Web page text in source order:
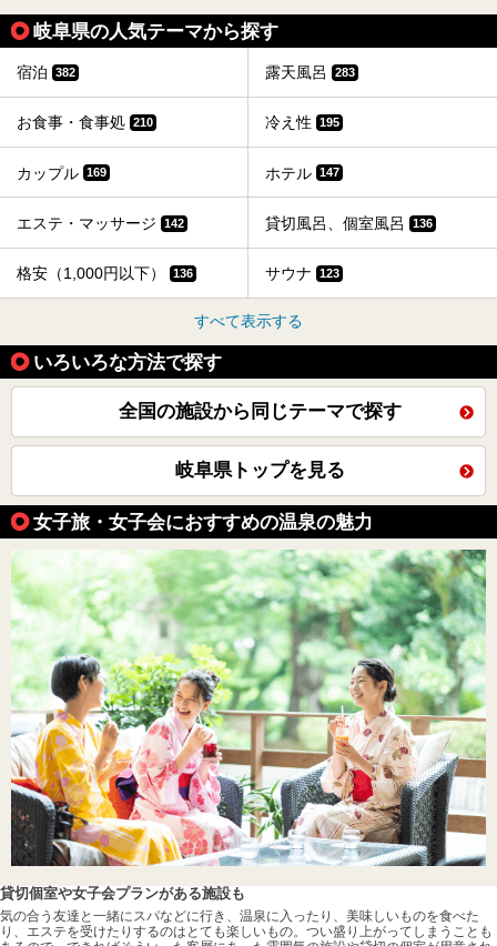
岐阜県の人気テーマから探す
宿泊 382 露天風呂 283
お食事・食事処 210 冷え性 195
カップル 169 ホテル 147
エステ・マッサージ 142 貸切風呂、個室風呂 136
格安（1,000円以下） 136 サウナ 123
すべて表示する
いろいろな方法で探す
全国の施設から同じテーマで探す
岐阜県トップを見る
女子旅・女子会におすすめの温泉の魅力
貸切個室や女子会プランがある施設も
気の合う友達と一緒にスパなどに行き、温泉に入ったり、美味しいものを食べた
り、エステを受けたりするのはとても楽しいもの。つい盛り上がってしまうことも